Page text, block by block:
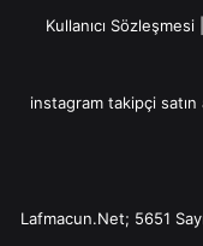
Kullanıcı Sözleşmesi
instagram takipçi satın
Lafmacun.Net; 5651